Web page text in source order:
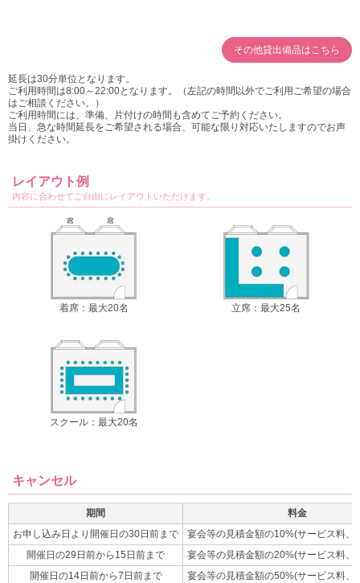
その他貸出備品はこちら
延長は30分単位となります。
ご利用時間は8:00～22:00となります。（左記の時間以外でご利用ご希望の場合
はご相談ください。）
ご利用時間には、準備、片付けの時間も含めてご予約ください。
当日、急な時間延長をご希望される場合、可能な限り対応いたしますのでお声
掛けください。
レイアウト例
内容に合わせてご自由にレイアウトいただけます。
着席：最大20名 立席：最大25名
スクール：最大20名
キャンセル
期間
料金
お申し込み日より開催日の30日前まで
宴会等の見積金額の10%(サービス料、
開催日の29日前から15日前まで
宴会等の見積金額の20%(サービス料、
開催日の14日前から7日前まで
宴会等の見積金額の50%(サービス料、